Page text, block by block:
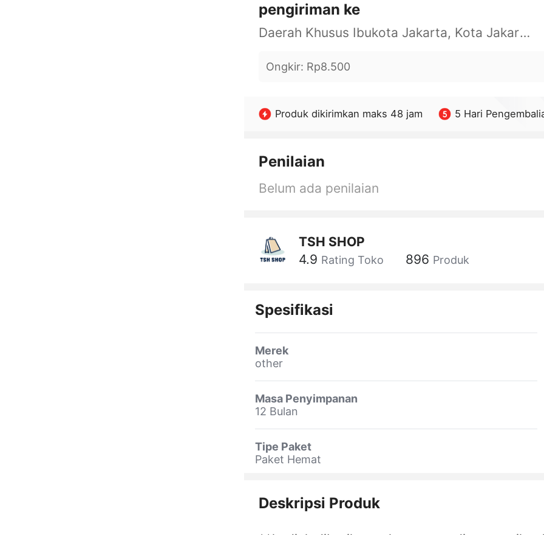
pengiriman ke
Daerah Khusus Ibukota Jakarta, Kota Jakarta Barat, Cengkareng, yy
Ongkir: Rp8.500
Produk dikirimkan maks 48 jam 5 Hari
Penilaian
Belum ada penilaian
TSH SHOP
4.9 Rating Toko 896 Produk
Spesifikasi
Merek
other
Masa Penyimpanan
12 Bulan
Tipe Paket
Paket Hemat
Deskripsi Produk